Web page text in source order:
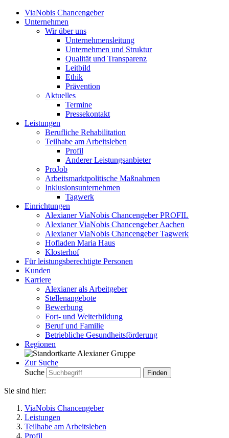
ViaNobis Chancengeber
Unternehmen
Wir über uns
Unternehmensleitung
Unternehmen und Struktur
Qualität und Transparenz
Leitbild
Ethik
Prävention
Aktuelles
Termine
Pressekontakt
Leistungen
Berufliche Rehabilitation
Teilhabe am Arbeitsleben
Profil
Anderer Leistungsanbieter
ProJob
Arbeitsmarktpolitische Maßnahmen
Inklusionsunternehmen
Tagwerk
Einrichtungen
Alexianer ViaNobis Chancengeber PROFIL
Alexianer ViaNobis Chancengeber Aachen
Alexianer ViaNobis Chancengeber Tagwerk
Hofladen Maria Haus
Klosterhof
Für leistungsberechtigte Personen
Kunden
Karriere
Alexianer als Arbeitgeber
Stellenangebote
Bewerbung
Fort- und Weiterbildung
Beruf und Familie
Betriebliche Gesundheitsförderung
Regionen
Zur Suche
Suche
Sie sind hier:
ViaNobis Chancengeber
Leistungen
Teilhabe am Arbeitsleben
Profil